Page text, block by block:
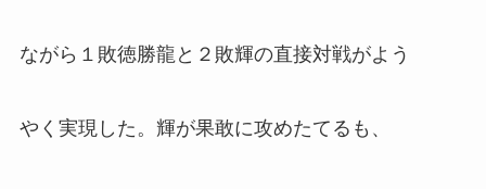
ながら１敗徳勝龍と２敗輝の直接対戦がよう
やく実現した。輝が果敢に攻めたてるも、